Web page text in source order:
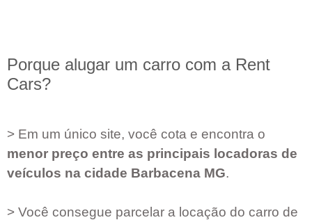
Porque alugar um carro com a Rent
Cars?
> Em um único site, você cota e encontra o
menor preço entre as principais locadoras de
veículos na cidade Barbacena MG.
> Você consegue parcelar a locação do carro de